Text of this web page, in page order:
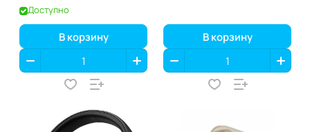
Доступно
В корзину В корзину